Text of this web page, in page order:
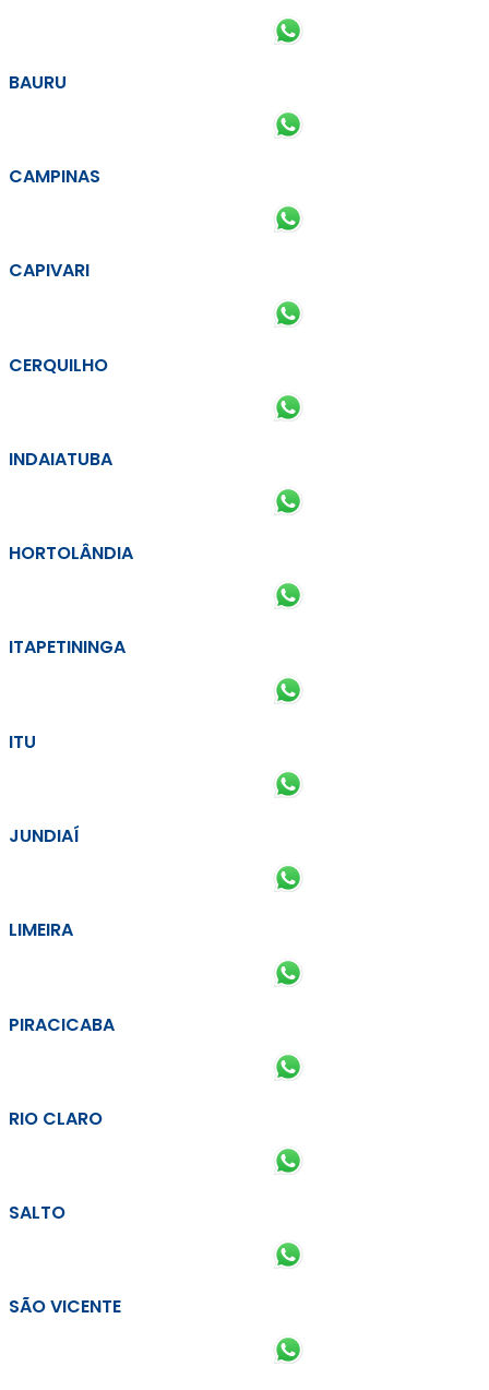
BAURU
CAMPINAS
CAPIVARI
CERQUILHO
INDAIATUBA
HORTOLÂNDIA
ITAPETININGA
ITU
JUNDIAÍ
LIMEIRA
PIRACICABA
RIO CLARO
SALTO
SÃO VICENTE